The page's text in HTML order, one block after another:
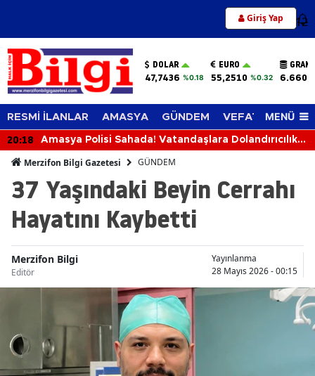
Giriş Yap 12
DOLAR
47,7436 %0.18
EURO
55,2510 %0.32
RESMİ İLANLAR AMASYA GÜNDEM VEFAT EDENLER
MENÜ
20:18
Amasya Polisi Sahada! Vatandaşlara Dolandırıcılık,
Merzifon Bilgi Gazetesi GÜNDEM
37 Yaşındaki Beyin Cerrahı
Hayatını Kaybetti
Merzifon Bilgi
Editör
Yayınlanma
28 Mayıs 2026 - 00:15